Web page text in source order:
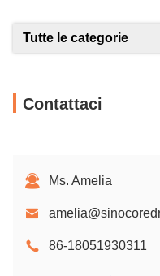
Tutte le categorie
Contattaci
Ms. Amelia
86-18051930311